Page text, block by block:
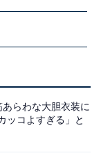
らわな大胆衣装に
ッコよすぎる」と